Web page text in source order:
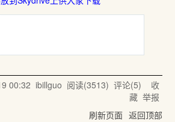
00:32 ibillguo 阅读(3513) 评论(5) 收
藏 举报
刷新页面 返回顶部